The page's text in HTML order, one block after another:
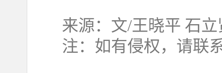
来源：文/王晓平 石
注：如有侵权，请联